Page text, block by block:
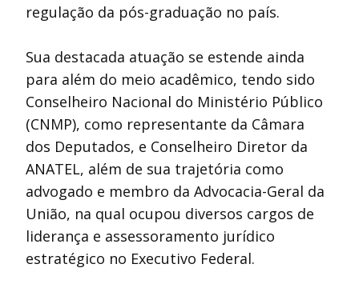
regulação da pós-graduação no país.
Sua destacada atuação se estende ainda
para além do meio acadêmico, tendo sido
Conselheiro Nacional do Ministério Público
(CNMP), como representante da Câmara
dos Deputados, e Conselheiro Diretor da
ANATEL, além de sua trajetória como
advogado e membro da Advocacia-Geral da
União, na qual ocupou diversos cargos de
liderança e assessoramento jurídico
estratégico no Executivo Federal.